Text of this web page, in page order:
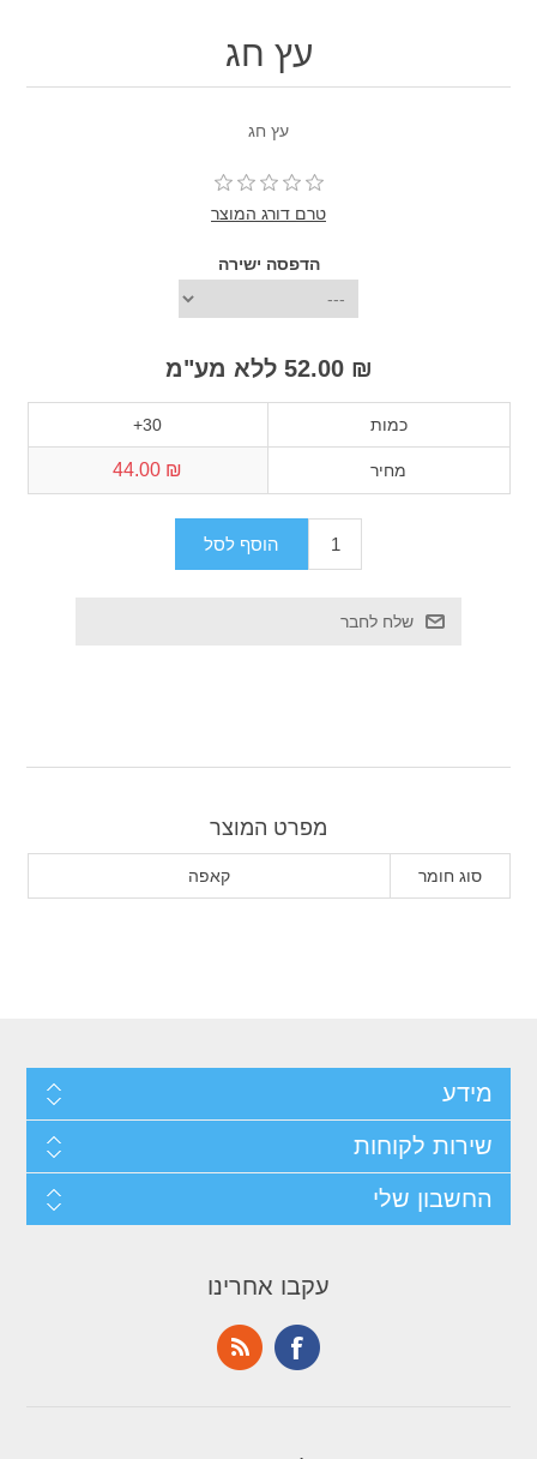
עץ חג
עץ חג
טרם דורג המוצר
הדפסה ישירה
₪ 52.00 ללא מע"מ
כמות 30+
מחיר ₪ 44.00
מפרט המוצר
סוג חומר קאפה
מידע
שירות לקוחות
החשבון שלי
עקבו אחרינו